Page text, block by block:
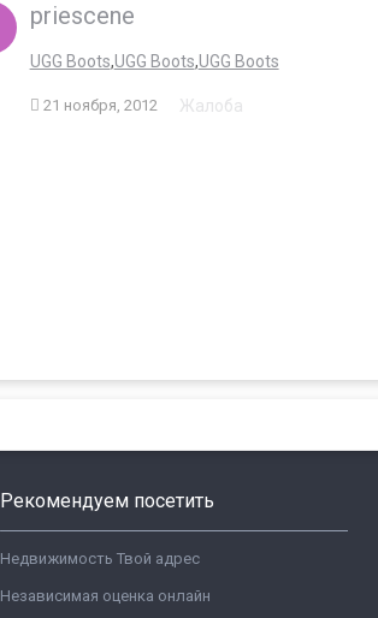
priescene
UGG Boots,UGG Boots,UGG Boots
21 ноября, 2012 Жалоба
Рекомендуем посетить
Недвижимость Твой адрес
Независимая оценка онлайн